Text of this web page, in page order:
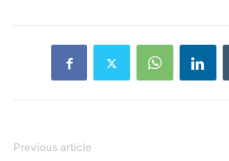
Previous article